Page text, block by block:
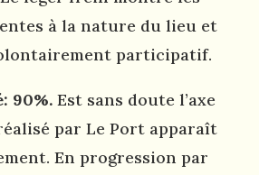
à la nature du lieu et
participatif.
90%.Est sans doute l’axe
par Le Port apparaît
En progression par